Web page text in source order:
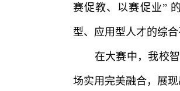
赛促教、以赛促业”
型、应用型人才的综合
在大赛中，我校智
场实用完美融合，展